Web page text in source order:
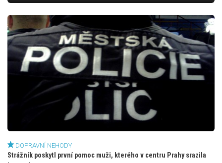
DOPRAVNÍ NEHODY
Strážník poskytl první pomoc muži, kterého v centru Prahy srazila